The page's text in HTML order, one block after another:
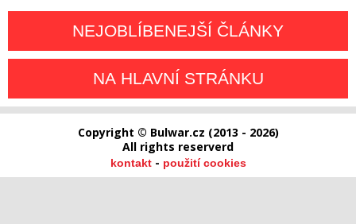
NEJOBLÍBENEJŠÍ ČLÁNKY
NA HLAVNÍ STRÁNKU
Copyright © Bulwar.cz (2013 - 2026)
All rights reserverd
kontakt- použití cookies